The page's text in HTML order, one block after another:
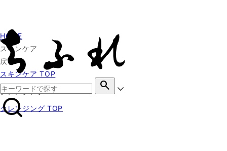
search
HOME
スキンケア
戻る
スキンケア TOP
クレンジング
クレンジング TOP